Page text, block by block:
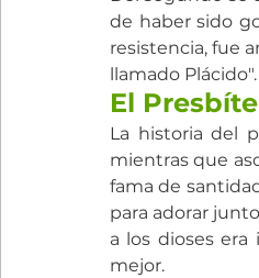
de haber sido
resistencia, fue
llamado Plácido".
El
La historia del
mientras que
fama de
para adorar
a los dioses
mejor.